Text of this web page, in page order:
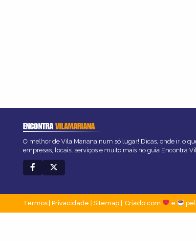
ENCONTRAVILAMARIANA
O melhor de Vila Mariana num só lugar! Dicas, onde ir, o
empresas, locais, serviços e muito mais no guia Encontra
Termos Privacidade Sitemap Criado com e